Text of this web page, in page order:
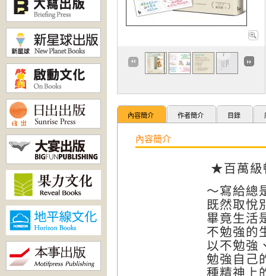
內容簡介 作者簡介 目錄
內容簡介
★百萬級
～寫給總
既然取悅
畢竟生活
不勉強的
以不勉強
勉強自己
種精神上